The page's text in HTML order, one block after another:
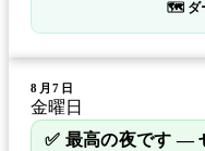
🗺 ダ
8月7日
金曜日
✅ 最高の夜です —